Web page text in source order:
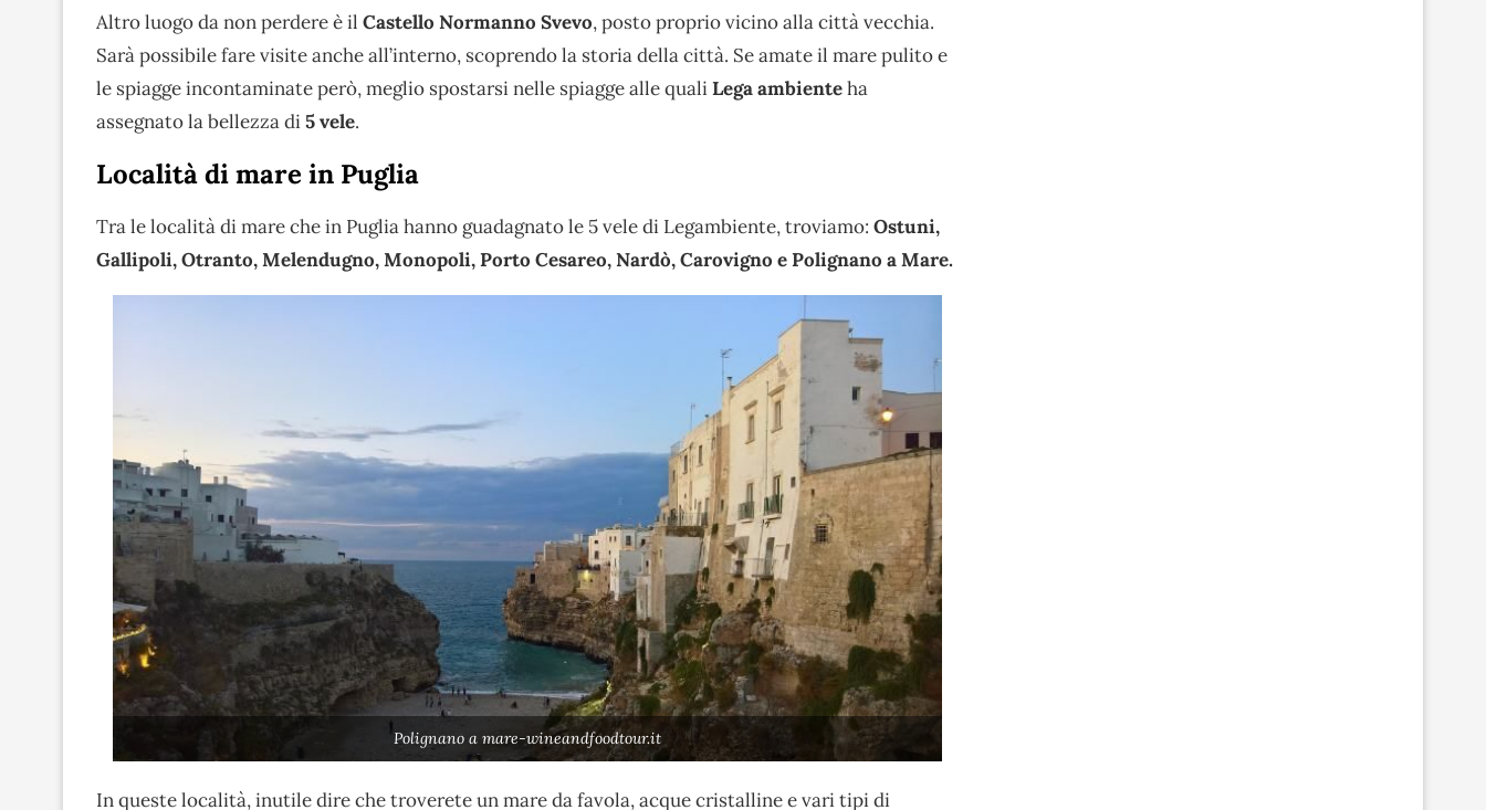
Altro luogo da non perdere è il Castello Normanno Svevo, posto proprio vicino alla città vecchia.
Sarà possibile fare visite anche all’interno, scoprendo la storia della città. Se amate il mare pulito e
le spiagge incontaminate però, meglio spostarsi nelle spiagge alle qualiLega ambienteha
assegnato la bellezza di5 vele.
Località di mare in Puglia
Tra le località di mare che in Puglia hanno guadagnato le 5 vele di Legambiente, troviamo: Ostuni,
Gallipoli, Otranto, Melendugno, Monopoli, Porto Cesareo, Nardò, Carovigno e Polignano a Mare.
Polignano a mare-wineandfoodtour.it
In queste località, inutile dire che troverete un mare da favola, acque cristalline e vari tipi di